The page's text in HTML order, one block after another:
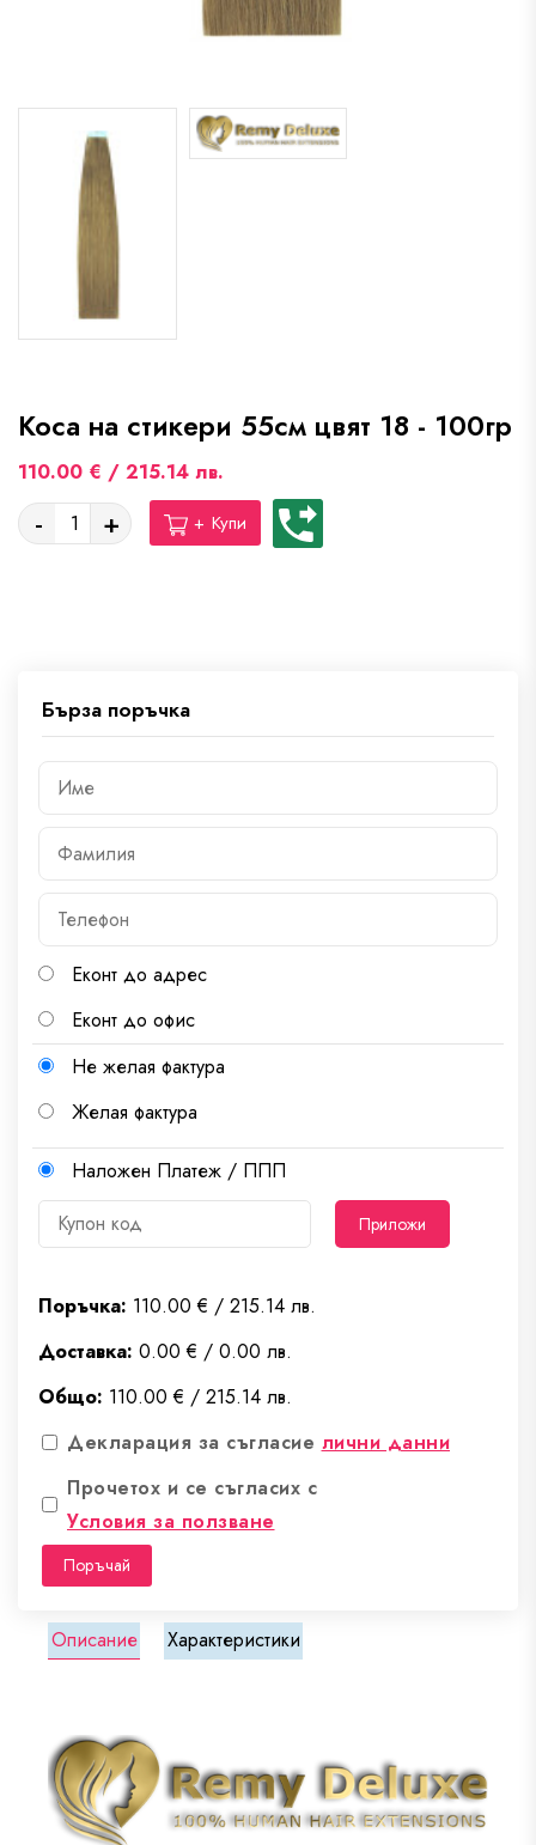
Коса на стикери 55см цвят 18 - 100гр
110.00 € / 215.14 лв.
- + + Купи
Бърза поръчка
Еконт до адрес
Еконт до офис
Не желая фактура
Желая фактура
Наложен Платеж / ППП
Приложи
Поръчка: 110.00 € / 215.14 лв.
Доставка: 0.00 € / 0.00 лв.
Общо: 110.00 € / 215.14 лв.
Декларация за съгласие лични данни
Прочетох и се съгласих с
Условия за ползване
Поръчай
Описание Характеристики